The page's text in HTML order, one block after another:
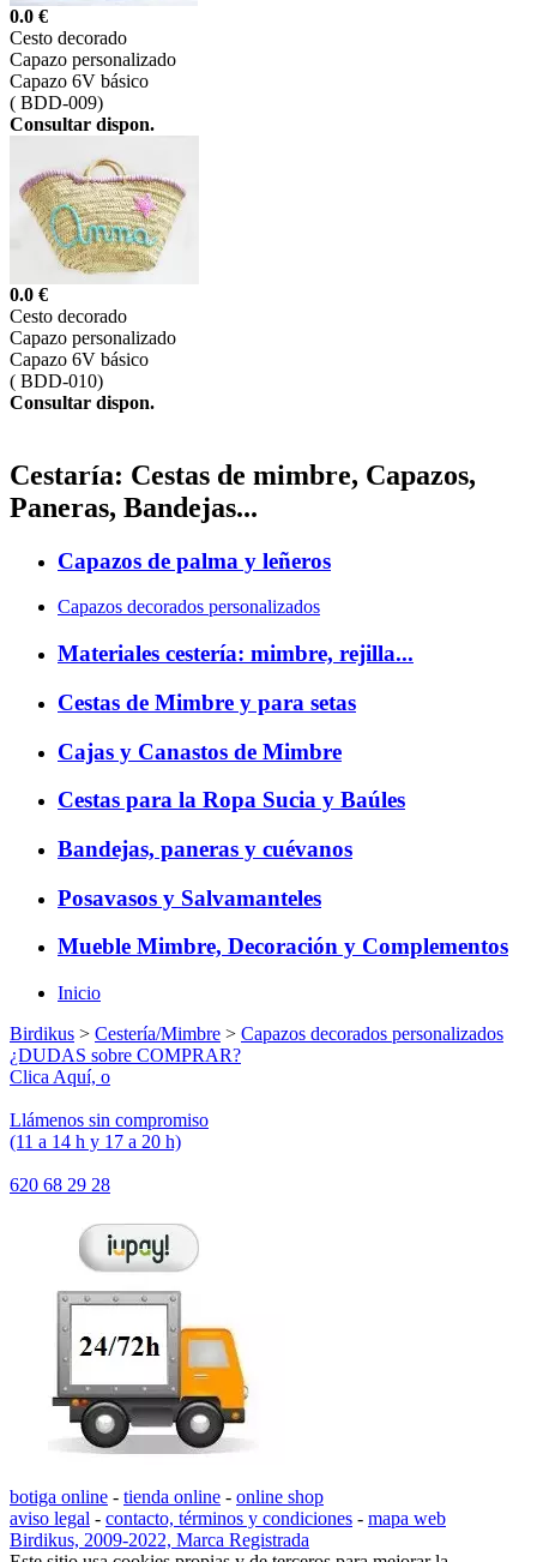
0.0 €
Cesto decorado
Capazo personalizado
Capazo 6V básico
( BDD-009)
Consultar dispon.
0.0 €
Cesto decorado
Capazo personalizado
Capazo 6V básico
( BDD-010)
Consultar dispon.
Cestaría: Cestas de mimbre, Capazos,
Paneras, Bandejas...
Capazos de palma y leñeros
Capazos decorados personalizados
Materiales cestería: mimbre, rejilla...
Cestas de Mimbre y para setas
Cajas y Canastos de Mimbre
Cestas para la Ropa Sucia y Baúles
Bandejas, paneras y cuévanos
Posavasos y Salvamanteles
Mueble Mimbre, Decoración y Complementos
Inicio
Birdikus > Cestería/Mimbre > Capazos decorados personalizados
¿DUDAS sobre COMPRAR?
Clica Aquí, o
Llámenos sin compromiso
(11 a 14 h y 17 a 20 h)
620 68 29 28
botiga online - tienda online - online shop
aviso legal - contacto, términos y condiciones - mapa web
Birdikus, 2009-2022, Marca Registrada